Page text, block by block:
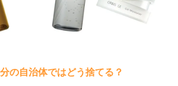
の自治体ではどう捨てる？